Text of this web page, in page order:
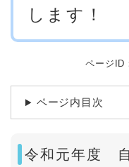
します！
ページID
ページ内目次
令和元年度